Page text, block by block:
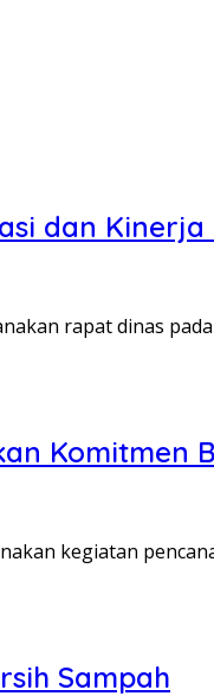
dan Kinerja
rapat dinas
Komitmen
kegiatan
Sampah